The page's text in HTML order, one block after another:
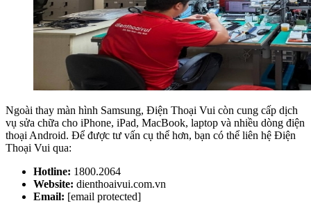
Ngoài thay màn hình Samsung, Điện Thoại Vui còn cung cấp dịch
vụ sửa chữa cho iPhone, iPad, MacBook, laptop và nhiều dòng điện
thoại Android. Để được tư vấn cụ thể hơn, bạn có thể liên hệ Điện
Thoại Vui qua:
Hotline: 1800.2064
Website: dienthoaivui.com.vn
Email: [email protected]